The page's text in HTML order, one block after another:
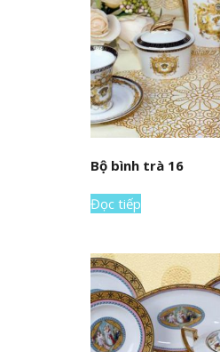
Bộ bình trà 16
Đọc tiếp